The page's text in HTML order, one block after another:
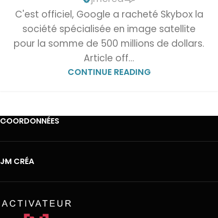
C'est officiel, Google a racheté Skybox la
société spécialisée en image satellite
pour la somme de 500 millions de dollars.
Article off...
CONTINUE READING
COORDONNÉES
JM CRÉA
Step1of 5
Quels sont vos besoins ?